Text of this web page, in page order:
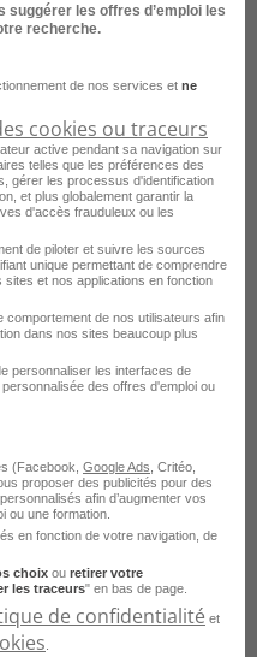
CFO - CFA H/F
- Périgueux - 24
les offres d’emploi les
recherche.
de nos services et ne
cookies ou traceurs
active pendant sa navigation sur
telles que les préférences des
gérer les processus d'identification
et plus globalement garantir la
d'accès frauduleux ou les
de piloter et suivre les sources
unique permettant de comprendre
et nos applications en fonction
comportement de nos utilisateurs afin
dans nos sites beaucoup plus
personnaliser les interfaces de
des offres d'emploi ou
(Facebook, Google Ads , Critéo,
proposer des publicités pour des
afin d’augmenter vos
ou une formation.
en fonction de votre navigation, de
choix ou retirer votre
les traceurs" en bas de page.
de confidentialité et